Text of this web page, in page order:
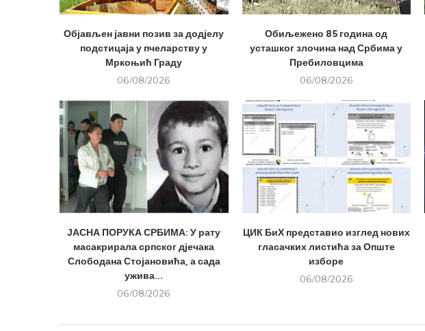
Објављен јавни позив за додјелу
подстицаја у пчеларству у
Мркоњић Граду
06/08/2026
Обиљежено 85 година од
усташког злочина над Србима у
Пребиловцима
06/08/2026
ЈАСНА ПОРУКА СРБИМА: У рату
масакрирала српског дјечака
Слободана Стојановића, а сада
ужива...
06/08/2026
ЦИК БиХ представио изглед нових
гласачких листића за Опште
изборе
06/08/2026